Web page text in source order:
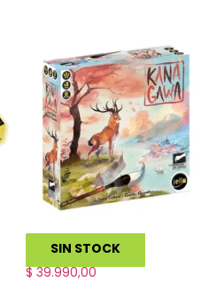
SIN STOCK
Kanagawa
$39.990,00